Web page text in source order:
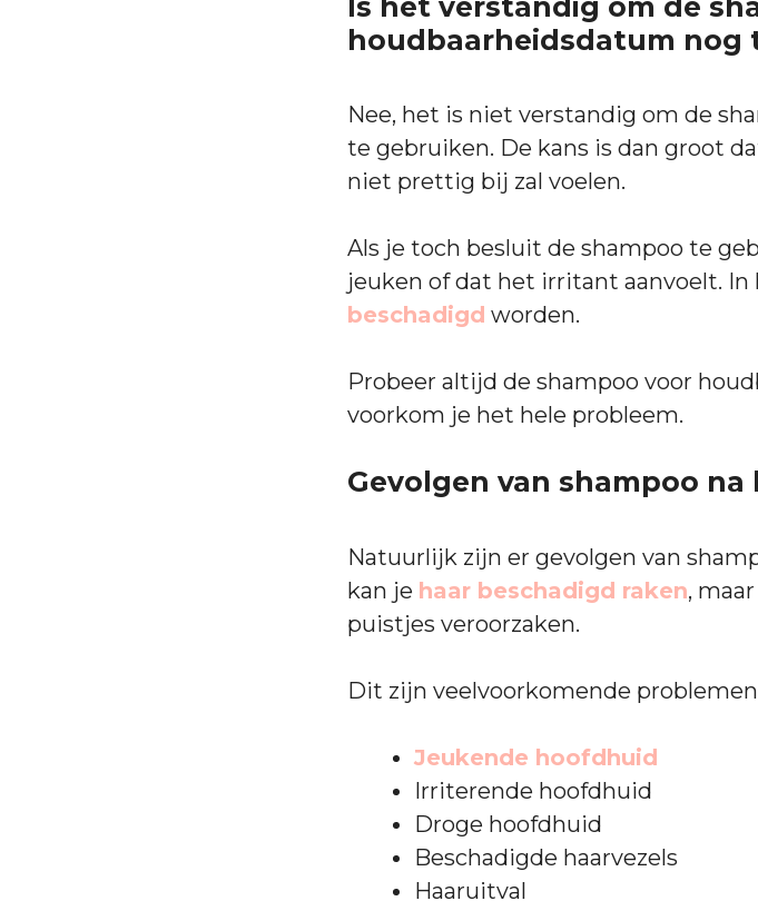
houdbaarheidsdatum nog
Nee, het is niet verstandig om de
te gebruiken. De kans is dan groot
niet prettig bij zal voelen.
Als je toch besluit de shampoo te
jeuken of dat het irritant aanvoelt. In
beschadigd worden.
Probeer altijd de shampoo voor
voorkom je het hele probleem.
Gevolgen van shampoo
Natuurlijk zijn er gevolgen van
kan je haar beschadigd raken,
puistjes veroorzaken.
Dit zijn veelvoorkomende
Jeukende hoofdhuid
Irriterende hoofdhuid
Droge hoofdhuid
Beschadigde haarvezels
Haaruitval